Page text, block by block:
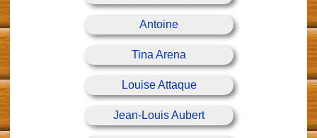
Antoine
Tina Arena
Louise Attaque
Jean-Louis Aubert